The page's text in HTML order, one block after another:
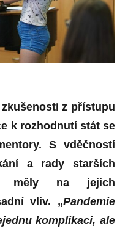
z přístupu
k rozhodnutí stát se
S vděčností
a rady starších
měly na jejich
vliv. „Pandemie
komplikaci, ale